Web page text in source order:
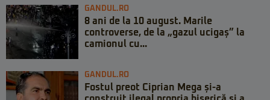
GANDUL.RO
8 ani de la 10 august. Marile
controverse, de la „gazul ucigaș” la
camionul cu...
GANDUL.RO
Fostul preot Ciprian Mega și-a